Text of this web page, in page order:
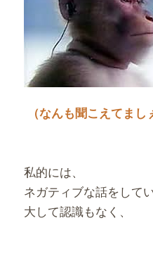
（なんも聞こえてまし
私的には、
ネガティブな話をして
大して認識もなく、